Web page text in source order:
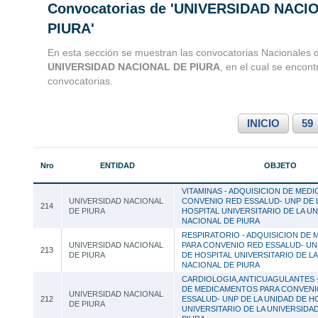
Convocatorias de 'UNIVERSIDAD
PIURA'
En esta sección se muestran las convocatorias Nacionales
UNIVERSIDAD NACIONAL DE PIURA , en el cual se
convocatorias.
INICIO 59
Nro ENTIDAD OBJETO
214
UNIVERSIDAD NACIONAL
DE PIURA
VITAMINAS - ADQUISICION DE
CONVENIO RED ESSALUD- UNP DE
HOSPITAL UNIVERSITARIO DE LA
NACIONAL DE PIURA
213
UNIVERSIDAD NACIONAL
DE PIURA
RESPIRATORIO - ADQUISICION DE
PARA CONVENIO RED ESSALUD-
DE HOSPITAL UNIVERSITARIO DE
NACIONAL DE PIURA
212
UNIVERSIDAD NACIONAL
DE PIURA
CARDIOLOGIA,ANTICUAGULANTES
DE MEDICAMENTOS PARA
ESSALUD- UNP DE LA UNIDAD DE
UNIVERSITARIO DE LA